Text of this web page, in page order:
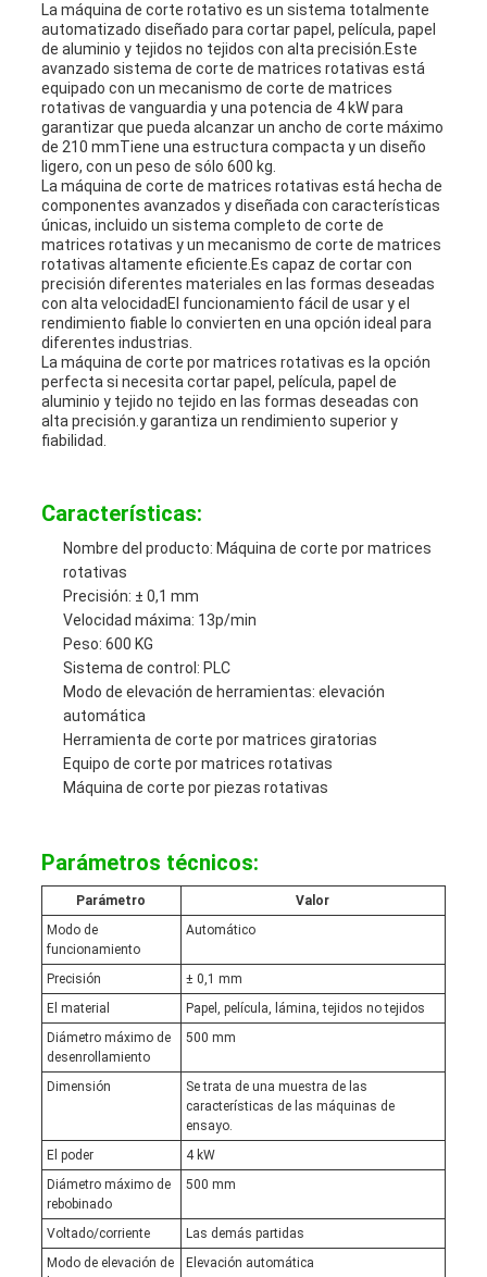
POLÍTICA
PRIVACIDAD
La máquina de corte rotativo es un sistema totalmente
automatizado diseñado para cortar papel, película, papel
de aluminio y tejidos no tejidos con alta precisión.Este
avanzado sistema de corte de matrices rotativas está
equipado con un mecanismo de corte de matrices
rotativas de vanguardia y una potencia de 4 kW para
garantizar que pueda alcanzar un ancho de corte máximo
de 210 mmTiene una estructura compacta y un diseño
ligero, con un peso de sólo 600 kg.
La máquina de corte de matrices rotativas está hecha de
componentes avanzados y diseñada con características
únicas, incluido un sistema completo de corte de
matrices rotativas y un mecanismo de corte de matrices
rotativas altamente eficiente.Es capaz de cortar con
precisión diferentes materiales en las formas deseadas
con alta velocidadEl funcionamiento fácil de usar y el
rendimiento fiable lo convierten en una opción ideal para
diferentes industrias.
La máquina de corte por matrices rotativas es la opción
perfecta si necesita cortar papel, película, papel de
aluminio y tejido no tejido en las formas deseadas con
alta precisión.y garantiza un rendimiento superior y
fiabilidad.
Características:
Nombre del producto: Máquina de corte por matrices
rotativas
Precisión: ± 0,1 mm
Velocidad máxima: 13p/min
Peso: 600 KG
Sistema de control: PLC
Modo de elevación de herramientas: elevación
automática
Herramienta de corte por matrices giratorias
Equipo de corte por matrices rotativas
Máquina de corte por piezas rotativas
Parámetros técnicos:
Parámetro
Valor
Modo de
funcionamiento
Automático
Precisión
± 0,1 mm
El material
Papel, película, lámina, tejidos no tejidos
Diámetro máximo de
desenrollamiento
500 mm
Dimensión
Se trata de una muestra de las
características de las máquinas de
ensayo.
El poder
4 kW
Diámetro máximo de
rebobinado
500 mm
Voltado/corriente
Las demás partidas
Modo de elevación de
Elevación automática